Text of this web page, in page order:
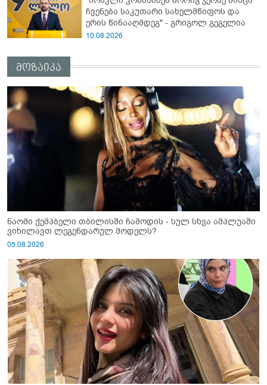
ჩვენება საკუთარი სახელმწიფოს და
ერის წინააღმდეგ" - გრიგოლ გეგელია
10.08.2026
მოზაიკა
ნაომი ქემპბელი თბილისში ჩამოდის - სულ სხვა ამპლუაში
ვიხილავთ ლეგენდარულ მოდელს?
05.08.2026